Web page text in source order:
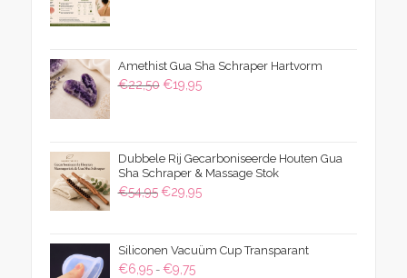
Amethist Gua Sha Schraper Hartvorm
€22,50 Oorspronkelijke
€19,95Huidige
Dubbele Rij Gecarboniseerde Houten Gua
Sha Schraper & Massage Stok
€54,95 Oorspronkelijke
€54,95.
€29,95Huidige
€29,95.
Siliconen Vacuüm Cup Transparant
€6,95 - €9,75Prijsklasse: